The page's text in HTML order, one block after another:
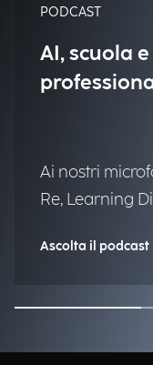
PODCAST
AI, scuola
Ai nostri
Re, Learning
Ascolta il podcast